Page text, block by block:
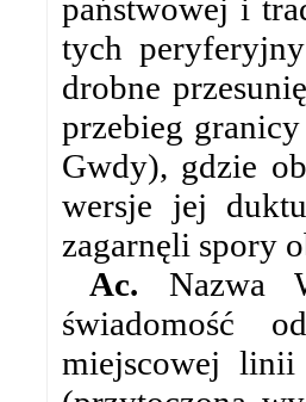
państwowej i
tych
drobne
przebieg
Gwdy), gdzie
wersje jej
zagarnęli spory
Ac. Nazwa
świadomość
miejscowej